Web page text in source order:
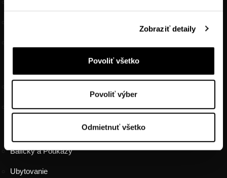
Zobraziť detaily
Povoliť všetko
Povoliť výber
Odmietnuť všetko
Všeobecné obchodné podmienky
Balíčky a Poukazy
Ubytovanie